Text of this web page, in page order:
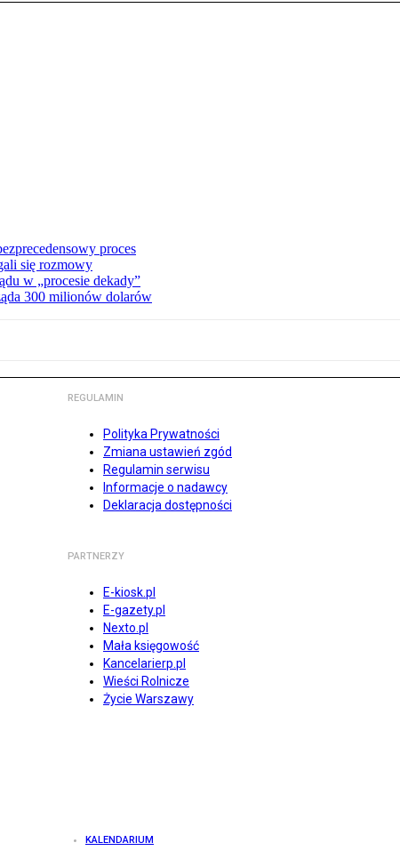
proces
się rozmowy
w „procesie dekady”
300 milionów dolarów
REGULAMIN
Polityka Prywatności
Zmiana ustawień zgód
Regulamin serwisu
Informacje o nadawcy
Deklaracja dostępności
PARTNERZY
E-kiosk.pl
E-gazety.pl
Nexto.pl
Mała księgowość
Kancelarierp.pl
Wieści Rolnicze
Życie Warszawy
KALENDARIUM